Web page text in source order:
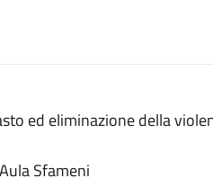
ed eliminazione della
Sfameni